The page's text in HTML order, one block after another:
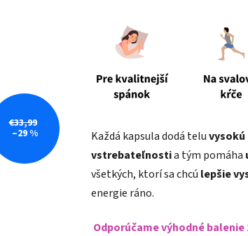
hviezdičiek.
Každá kapsula dodá teluvysokú
vstrebateľnostia tým pomáha
všetkých, ktorí sa chcú lepšie
energie ráno.
Odporúčame výhodné balenie
€33,99
–29 %